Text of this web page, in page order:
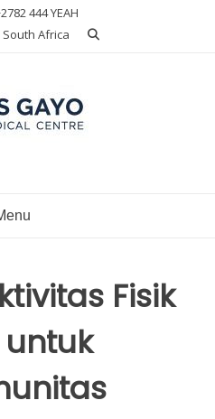
444 YEAH
South Africa
Fisik